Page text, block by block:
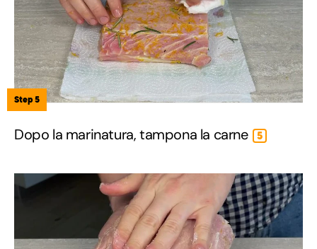
Step 5
Dopo la marinatura, tampona la carne 5